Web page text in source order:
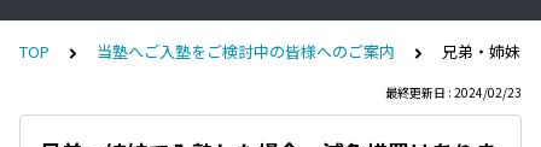
TOP 当塾へご入塾をご検討中の皆様へのご案内 兄弟・姉妹
最終更新日 : 2024/02/23